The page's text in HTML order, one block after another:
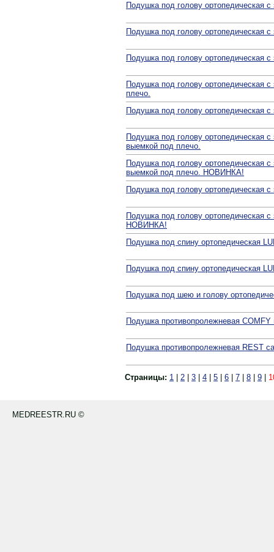
Подушка под голову
Подушка под голову ортопедическая
Подушка под голову ортопедическая
Подушка под голову ортопедическая
плечо.
Подушка под голову ортопедическая
Подушка под голову ортопедическая
выемкой под плечо.
Подушка под голову ортопедическая
выемкой под плечо. НОВИНКА!
Подушка под голову ортопедическая
Подушка под голову
НОВИНКА!
Подушка под спину ортопедическая
Подушка под спину ортопедическая
Подушка под шею и голову
Подушка противопролежневая
Подушка противопролежневая REST
Страницы: 1 2 3 4 5 6 7 8 9
MEDREESTR.RU ©